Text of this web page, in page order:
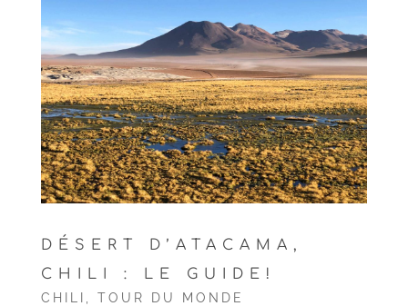
DÉSERT D’ATACAMA,
CHILI : LE GUIDE!
CHILI TOUR DU MONDE